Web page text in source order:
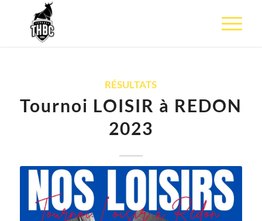
RÉSULTATS
Tournoi LOISIR à REDON
2023